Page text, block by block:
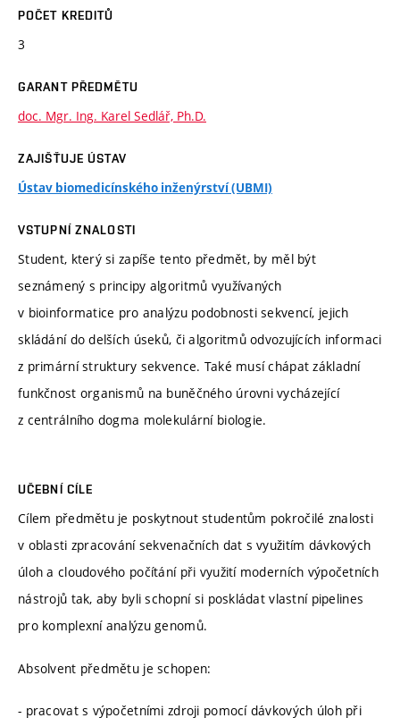
POČET KREDITŮ
3
GARANT PŘEDMĚTU
doc. Mgr. Ing. Karel Sedlář, Ph.D.
ZAJIŠŤUJE ÚSTAV
Ústav biomedicínského inženýrství (UBMI)
VSTUPNÍ ZNALOSTI
Student, který si zapíše tento předmět, by měl být
seznámený s principy algoritmů využívaných
v bioinformatice pro analýzu podobnosti sekvencí, jejich
skládání do delších úseků, či algoritmů odvozujících informaci
z primární struktury sekvence. Také musí chápat základní
funkčnost organismů na buněčného úrovni vycházející
z centrálního dogma molekulární biologie.
UČEBNÍ CÍLE
Cílem předmětu je poskytnout studentům pokročilé znalosti
v oblasti zpracování sekvenačních dat s využitím dávkových
úloh a cloudového počítání při využití moderních výpočetních
nástrojů tak, aby byli schopní si poskládat vlastní pipelines
pro komplexní analýzu genomů.
Absolvent předmětu je schopen:
- pracovat s výpočetními zdroji pomocí dávkových úloh při